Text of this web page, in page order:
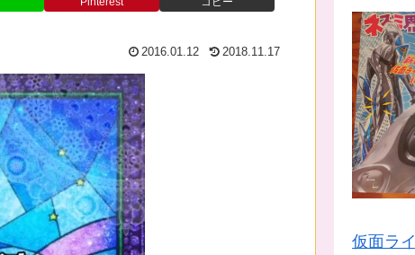
2016.01.12 2018.11.17
仮面ラ